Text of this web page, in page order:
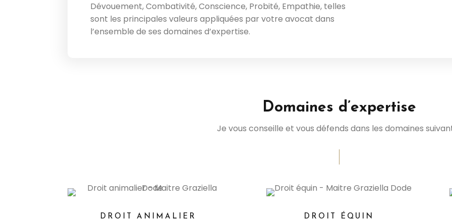
Dévouement, Combativité, Conscience, Probité, Empathie, telles
sont les principales valeurs appliquées par votre avocat dans
l’ensemble de ses domaines d’expertise.
Domaines d’expertise
Je vous conseille et vous défends dans les domaines
DROIT ANIMALIER DROIT ÉQUIN